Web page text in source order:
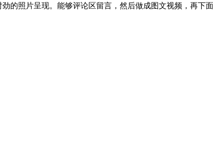
的照片呈现。能够评论区留言，然后做成图文视频，再下